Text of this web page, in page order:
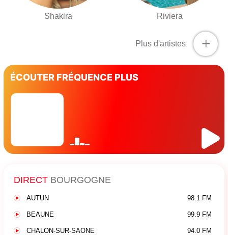
Shakira Riviera
+
Plus d'artistes
ÉCOUTER FRÉQUENCE PLUS
DIRECT BOURGOGNE
AUTUN 98.1 FM
BEAUNE 99.9 FM
CHALON-SUR-SAONE 94.0 FM